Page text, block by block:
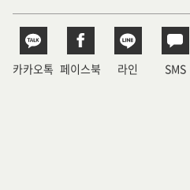
카카오톡 페이스북 라인 SMS